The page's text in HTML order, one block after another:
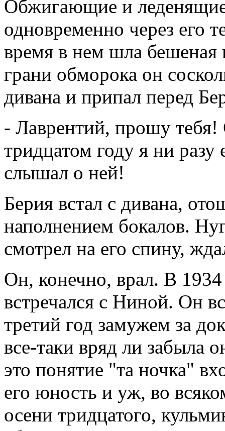
Обжигающие и
одновременно через его
время в нем шла бешеная
грани обморока он
дивана и припал перед
- Лаврентий, прошу тебя!
тридцатом году я ни разу
слышал о ней!
Берия встал с дивана,
наполнением бокалов.
смотрел на его спину,
Он, конечно, врал. В
встречался с Ниной. Он
третий год замужем за
все-таки вряд ли забыла
это понятие "та ночка"
его юность и уж, во
осени тридцатого,